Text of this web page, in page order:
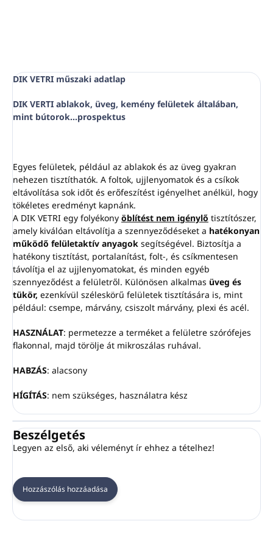
A fúvókák 0,5 - 50%közötti
DIK VETRI műszaki adatlap
DIK VERTI ablakok, üveg, kemény felületek általában,
mint bútorok...prospektus
Egyes felületek, például az ablakok és az üveg gyakran
nehezen tisztíthatók. A foltok, ujjlenyomatok és a csíkok
eltávolítása sok időt és erőfeszítést igényelhet anélkül, hogy
tökéletes eredményt kapnánk.
A DIK VETRI egy folyékony öblítést nem igénylő tisztítószer,
amely kiválóan eltávolítja a szennyeződéseket a hatékonyan
működő felületaktív anyagok segítségével. Biztosítja a
hatékony tisztítást, portalanítást, folt-, és csíkmentesen
távolítja el az ujjlenyomatokat, és minden egyéb
szennyeződést a felületről. Különösen alkalmas üveg és
tükör, ezenkívül széleskörű felületek tisztítására is, mint
például: csempe, márvány, csiszolt márvány, plexi és acél.
HASZNÁLAT: permetezze a terméket a felületre szórófejes
flakonnal, majd törölje át mikroszálas ruhával.
HABZÁS: alacsony
HÍGÍTÁS: nem szükséges, használatra kész
Beszélgetés
Legyen az első, aki véleményt ír ehhez a tételhez!
Hozzászólás hozzáadása